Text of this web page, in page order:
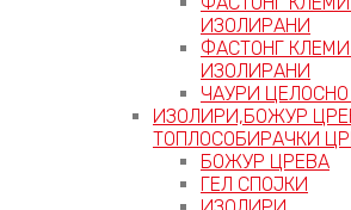
ИЗОЛИРАНИ
ФАСТОНГ
ИЗОЛИРАНИ
ЧАУРИ
ИЗОЛИРИ,БОЖУР
ТОПЛОСОБИРАЧКИ
БОЖУР ЦРЕВА
ГЕЛ СПОЈКИ